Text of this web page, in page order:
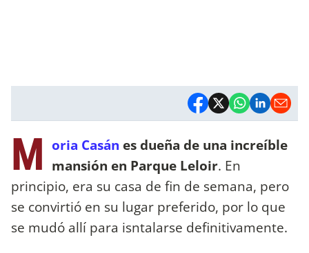
M oria Casán es dueña de una increíble
mansión en Parque Leloir. En
principio, era su casa de fin de semana, pero
se convirtió en su lugar preferido, por lo que
se mudó allí para isntalarse definitivamente.